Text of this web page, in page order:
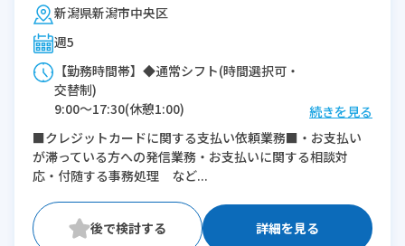
新潟県新潟市中央区
週5
【勤務時間帯】◆通常シフト(時間選択可・
交替制)
9:00〜17:30(休憩1:00)
※残業：5〜10時間程度/月
続きを見る
■クレジットカードに関する支払い依頼業務■・お支払い
が滞っている方への発信業務・お支払いに関する相談対
応・付随する事務処理 など...
詳細を見る